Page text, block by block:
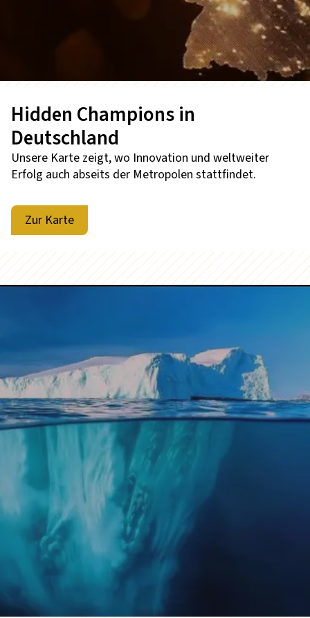
Hidden Champions in
Deutschland
Unsere Karte zeigt, wo Innovation und weltweiter
Erfolg auch abseits der Metropolen stattfindet.
Zur Karte